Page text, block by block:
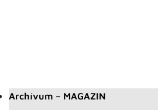
Archívum – MAGAZIN